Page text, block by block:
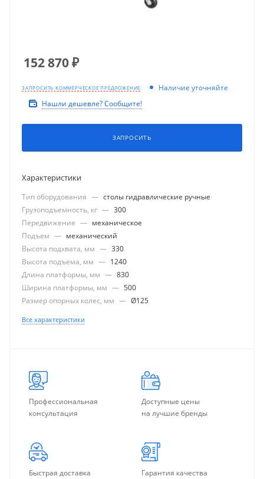
152 870₽
ЗАПРОСИТЬ КОММЕРЧЕСКОЕ ПРЕДЛОЖЕНИЕ
Наличие уточняйте
Нашли дешевле? Сообщите!
ЗАПРОСИТЬ
Характеристики
Тип оборудования — столы гидравлические ручные
Грузоподъемность, кг — 300
Передвижение — механическое
Подъем — механический
Высота подхвата, мм — 330
Высота подъема, мм — 1240
Длина платформы, мм — 830
Ширина платформы, мм — 500
Размер опорных колес, мм — Ø125
Все характеристики
Профессиональная
консультация
Доступные цены
на лучшие бренды
Быстрая доставка
Гарантия качества